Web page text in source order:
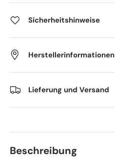
Sicherheitshinweise
Herstellerinformationen
Lieferung und Versand
Beschreibung